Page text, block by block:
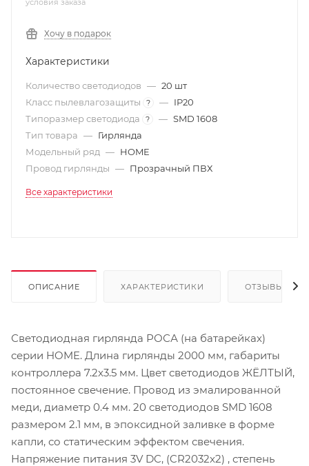
условия заказа
Хочу в подарок
Характеристики
Количество светодиодов — 20 шт
Класс пылевлагозащиты
? — IP20
Типоразмер светодиода
? — SMD 1608
Тип товара — Гирлянда
Модельный ряд — HOME
Провод гирлянды — Прозрачный ПВХ
Все характеристики
ОПИСАНИЕ ХАРАКТЕРИСТИКИ ОТЗЫВЫ
Светодиодная гирлянда РОСА (на батарейках)
серии HOME. Длина гирлянды 2000 мм, габариты
контроллера 7.2x3.5 мм. Цвет светодиодов ЖЁЛТЫЙ,
постоянное свечение. Провод из эмалированной
меди, диаметр 0.4 мм. 20 светодиодов SMD 1608
размером 2.1 мм, в эпоксидной заливке в форме
капли, со статическим эффектом свечения.
Напряжение питания 3V DC, (CR2032x2) , степень